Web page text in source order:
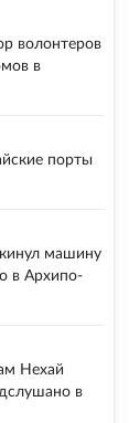
волонтеров
в
порты
машину
в Архипо-
Нехай
в